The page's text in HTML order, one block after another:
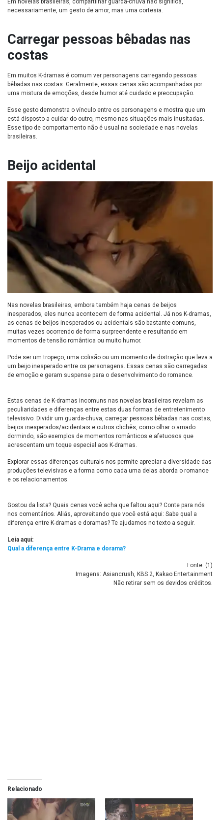
Em novelas brasileiras, compartilhar guarda-chuva não significa,
necessariamente, um gesto de amor, mas uma cortesia.
Carregar pessoas bêbadas nas
costas
Em muitos K-dramas é comum ver personagens carregando pessoas
bêbadas nas costas. Geralmente, essas cenas são acompanhadas por
uma mistura de emoções, desde humor até cuidado e preocupação.
Esse gesto demonstra o vínculo entre os personagens e mostra que um
está disposto a cuidar do outro, mesmo nas situações mais inusitadas.
Esse tipo de comportamento não é usual na sociedade e nas novelas
brasileiras.
Beijo acidental
Nas novelas brasileiras, embora também haja cenas de beijos
inesperados, eles nunca acontecem de forma acidental. Já nos K-dramas,
as cenas de beijos inesperados ou acidentais são bastante comuns,
muitas vezes ocorrendo de forma surpreendente e resultando em
momentos de tensão romântica ou muito humor.
Pode ser um tropeço, uma colisão ou um momento de distração que leva a
um beijo inesperado entre os personagens. Essas cenas são carregadas
de emoção e geram suspense para o desenvolvimento do romance.
Estas cenas de K-dramas incomuns nas novelas brasileiras revelam as
peculiaridades e diferenças entre estas duas formas de entretenimento
televisivo. Dividir um guarda-chuva, carregar pessoas bêbadas nas costas,
beijos inesperados/acidentais e outros clichês, como olhar o amado
dormindo, são exemplos de momentos românticos e afetuosos que
acrescentam um toque especial aos K-dramas.
Explorar essas diferenças culturais nos permite apreciar a diversidade das
produções televisivas e a forma como cada uma delas aborda o romance
e os relacionamentos.
Gostou da lista? Quais cenas você acha que faltou aqui? Conte para nós
nos comentários. Aliás, aproveitando que você está aqui: Sabe qual a
diferença entre K-dramas e doramas? Te ajudamos no texto a seguir.
Leia aqui:
Qual a diferença entre K-Drama e dorama?
Fonte: (1 )
Imagens: Asiancrush, KBS 2, Kakao Entertainment
Não retirar sem os devidos créditos.
Relacionado